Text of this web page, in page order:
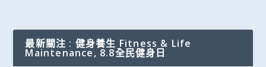
最新關注 : 健身養生 Fitness & Life
Maintenance, 8.8全民健身日